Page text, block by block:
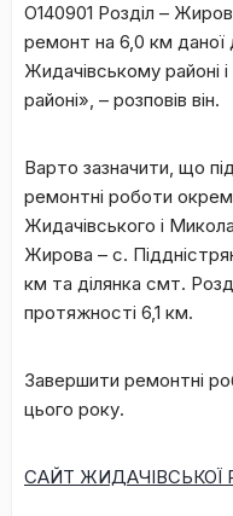
О140901 Розділ –
ремонт на 6,0 км даної
Жидачівському районі
районі», – розповів він.
Варто зазначити, що
ремонтні роботи
Жидачівського і
Жирова – с.
км та ділянка смт.
протяжності 6,1 км.
Завершити ремонтні
цього року.
САЙТ ЖИДАЧІВСЬКОЇ